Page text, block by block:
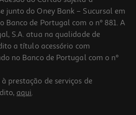
Actuel Tamanho M 32.8x14.7x7.9cm
junto do Oney Bank – Sucursal em
Banco de Portugal com o nº 881. A
S.A. atua na qualidade de
a título acessório com
no Banco de Portugal com o nº
prestação de serviços de
aqui.